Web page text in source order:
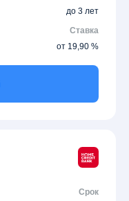
до 3 лет
Ставка
от 19,90 %
Срок